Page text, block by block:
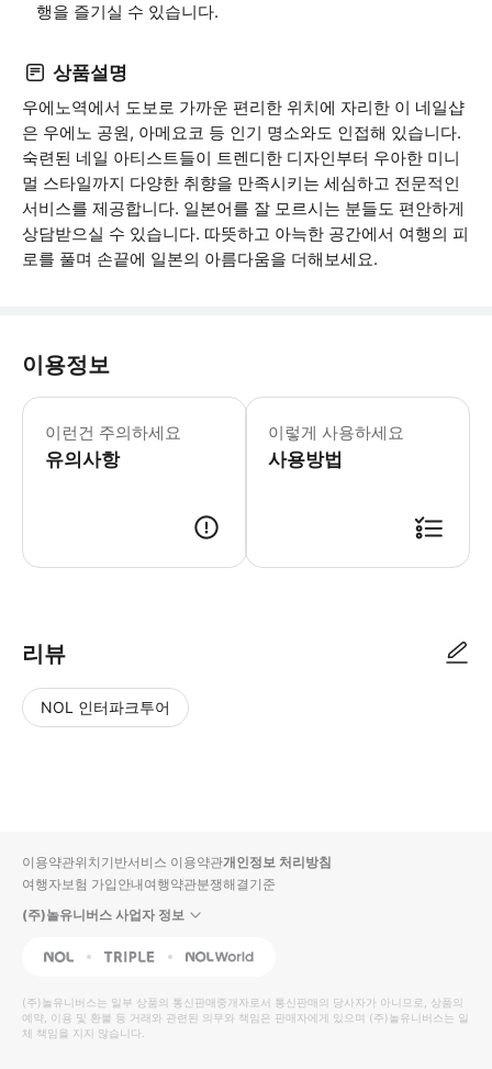
행을 즐기실 수 있습니다.
상품설명
우에노역에서 도보로 가까운 편리한 위치에 자리한 이 네일샵
은 우에노 공원, 아메요코 등 인기 명소와도 인접해 있습니다.
숙련된 네일 아티스트들이 트렌디한 디자인부터 우아한 미니
멀 스타일까지 다양한 취향을 만족시키는 세심하고 전문적인
서비스를 제공합니다. 일본어를 잘 모르시는 분들도 편안하게
상담받으실 수 있습니다. 따뜻하고 아늑한 공간에서 여행의 피
로를 풀며 손끝에 일본의 아름다움을 더해보세요.
이용정보
이런건 주의하세요
유의사항
그룹당 최대 1명까지 입장 가능합니
이렇게 사용하세요
사용방법
리뷰
NOL 인터파크투어
입니
다.
높
은
순
동
영
상
순
상
이용약관위치기반서비스 이용약관개인정보 처리방침
여행자보험 가입안내여행약관분쟁해결기준
(주)놀유니버스 사업자 정보
NOL Triple Interpark Global
(주)놀유니버스는 일부 상품의 통신판매중개자로서 통신판매의 당사자가 아니므로, 상품의
예약, 이용 및 환불 등 거래와 관련된 의무와 책임은 판매자에게 있으며 (주)놀유니버스는 일
체 책임을 지지 않습니다.